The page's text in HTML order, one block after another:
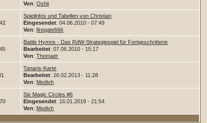
Von:Oshii
Spielinfos und Tabellen von Christian
Eingesendet: 04.06.2010 - 07:49
Von:firegate666
Battle Hymns - Das RdW-Strategiespiel für Fortgeschrittene
Bearbeitet: 07.06.2010 - 15:17
Von:Thomaer
Tanaris-Karte
Bearbeitet: 26.02.2013 - 11:28
Von: Medivh
Six Magic Circles #6
Eingesendet: 16.01.2018 - 21:54
Von: Medivh